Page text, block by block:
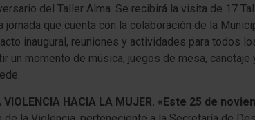
del Taller Alma. Se recibirá la visita de 17
que cuenta con la colaboración de la
inaugural, reuniones y actividades para todos
un momento de música, juegos de mesa, canotaje
HACIA LA MUJER. «Este 25 de